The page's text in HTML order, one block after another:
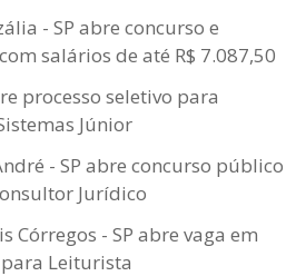
- SP abre concurso e
salários de até R$ 7.087,50
processo seletivo para
Júnior
- SP abre concurso público
Jurídico
Córregos - SP abre vaga em
Leiturista